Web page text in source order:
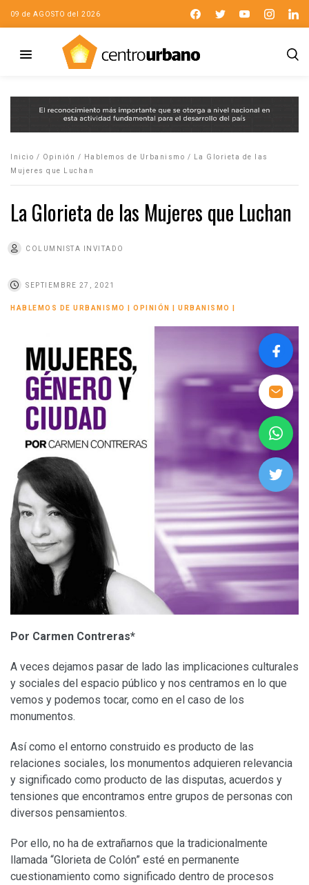
09 de AGOSTO del 2026
Inicio / Opinión / Hablemos de Urbanismo /
La Glorieta de las
Mujeres que Luchan
La Glorieta de las Mujeres que Luchan
COLUMNISTA INVITADO
SEPTIEMBRE 27, 2021
HABLEMOS DE URBANISMO OPINIÓN URBANISMO
Por Carmen Contreras*
A veces dejamos pasar de lado las implicaciones culturales
y sociales del espacio público y nos centramos en lo que
vemos y podemos tocar, como en el caso de los
monumentos.
Así como el entorno construido es producto de las
relaciones sociales, los monumentos adquieren relevancia
y significado como producto de las disputas, acuerdos y
tensiones que encontramos entre grupos de personas con
diversos pensamientos.
Por ello, no ha de extrañarnos que la tradicionalmente
llamada “Glorieta de Colón” esté en permanente
cuestionamiento como significado dentro de procesos